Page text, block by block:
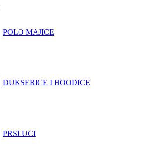
POLO MAJICE
DUKSERICE I HOODICE
PRSLUCI